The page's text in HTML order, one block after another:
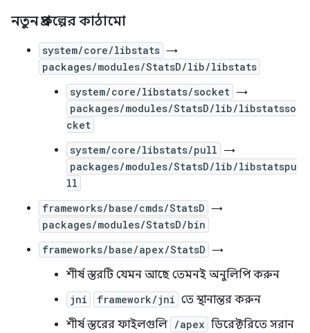
নতুন প্রকল্পের কাঠামো
system/core/libstats →
packages/modules/StatsD/lib/libstats
system/core/libstats/socket →
packages/modules/StatsD/lib/libstatsso
cket
system/core/libstats/pull →
packages/modules/StatsD/lib/libstatspu
ll
frameworks/base/cmds/StatsD →
packages/modules/StatsD/bin
frameworks/base/apex/StatsD →
শীর্ষ স্তরটি যেমন আছে তেমনই অনুলিপি করুন
jni framework/jni তে স্থানান্তর করুন
শীর্ষ স্তরের ফাইলগুলি /apex ডিরেক্টরিতে সরান